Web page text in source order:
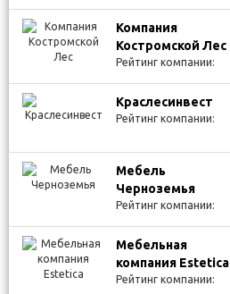
Компания
Костромской Лес
Рейтинг компании:
Краслесинвест
Рейтинг компании:
Мебель
Черноземья
Рейтинг компании:
Мебельная
компания Estetica
Рейтинг компании: